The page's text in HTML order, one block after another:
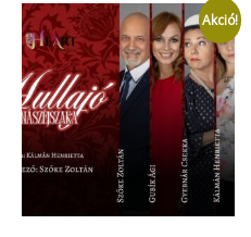
Akció!